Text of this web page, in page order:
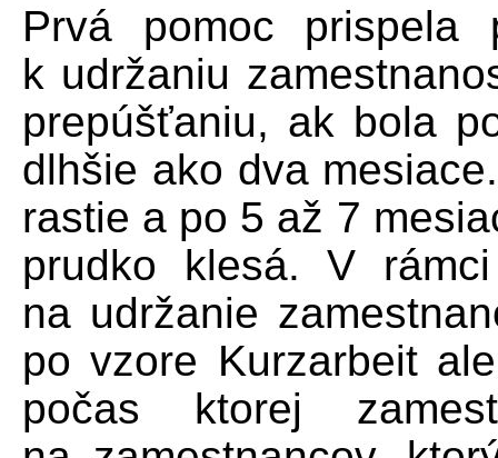
Prvá pomoc prispela
k udržaniu
prepúšťaniu, ak bola
dlhšie ako dva
rastie a po 5 až 7
prudko klesá. V
na udržanie
po vzore Kurzarbeit
počas ktorej